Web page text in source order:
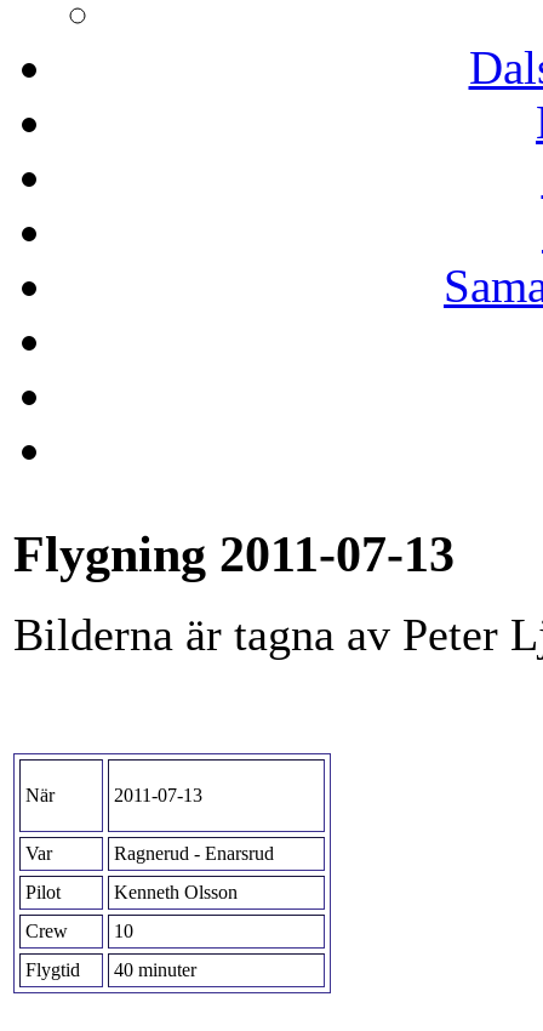
Flygning 2011-07-13
Bilderna är tagna av Peter
När 2011-07-13
Var
Ragnerud - Enarsrud
Pilot
Kenneth Olsson
Crew
10
Flygtid
40 minuter